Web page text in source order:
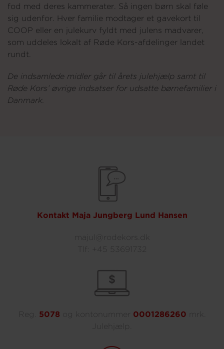
fod med deres kammerater. Så ingen børn skal føle
sig udenfor. Hver familie modtager et gavekort til
COOP eller en julekurv fyldt med julens madvarer,
som uddeles lokalt af Røde Kors-afdelinger landet
rundt.
De indsamlede midler går til årets julehjælp samt til
Røde Kors’ øvrige indsatser for udsatte børnefamilier i
Danmark.
Kontakt Maja Jungberg Lund Hansen
majul@rodekors.dk
Tlf:
+45 53691732
Reg. 5078 og kontonummer 0001286260
mrk.
Julehjælp.